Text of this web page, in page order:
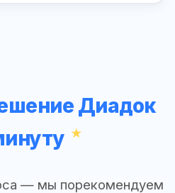
Диадок
— мы порекомендуем